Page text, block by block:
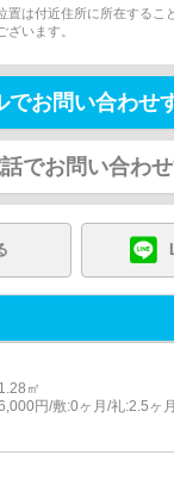
は付近住所に所在するこ
います。
でお問い合わせ
でお問い合わ
㎡
円/敷:0ヶ月/礼:2.5ヶ月